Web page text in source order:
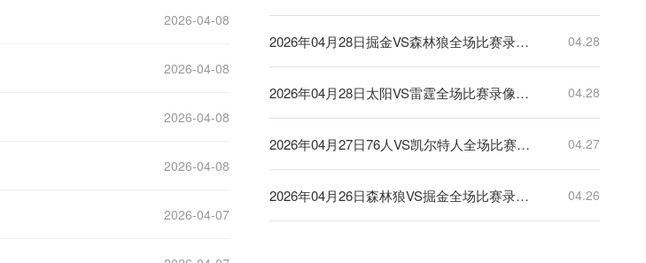
2026-04-08
2026-04-08
2026-04-08
2026-04-08
2026-04-07
2026年04月28日掘金VS森林狼全场比赛录像回放 04.28
2026年04月28日太阳VS雷霆全场比赛录像回放 04.28
2026年04月27日76人VS凯尔特人全场比赛录像回放 04.27
2026年04月26日森林狼VS掘金全场比赛录像回放 04.26